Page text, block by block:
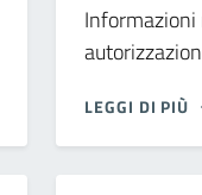
LEGGI DI PIÙ